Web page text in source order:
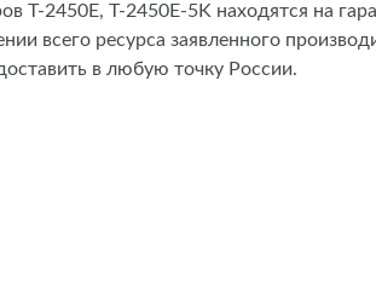
T-2450E, T-2450E-5K находятся на
всего ресурса заявленного
в любую точку России.